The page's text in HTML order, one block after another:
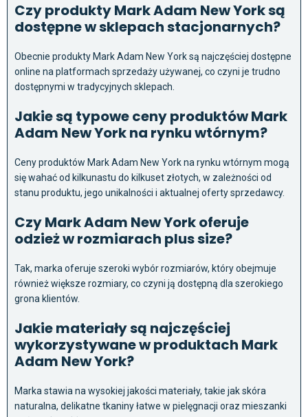
Czy produkty Mark Adam New York są
dostępne w sklepach stacjonarnych?
Obecnie produkty Mark Adam New York są najczęściej dostępne
online na platformach sprzedaży używanej, co czyni je trudno
dostępnymi w tradycyjnych sklepach.
Jakie są typowe ceny produktów Mark
Adam New York na rynku wtórnym?
Ceny produktów Mark Adam New York na rynku wtórnym mogą
się wahać od kilkunastu do kilkuset złotych, w zależności od
stanu produktu, jego unikalności i aktualnej oferty sprzedawcy.
Czy Mark Adam New York oferuje
odzież w rozmiarach plus size?
Tak, marka oferuje szeroki wybór rozmiarów, który obejmuje
również większe rozmiary, co czyni ją dostępną dla szerokiego
grona klientów.
Jakie materiały są najczęściej
wykorzystywane w produktach Mark
Adam New York?
Marka stawia na wysokiej jakości materiały, takie jak skóra
naturalna, delikatne tkaniny łatwe w pielęgnacji oraz mieszanki